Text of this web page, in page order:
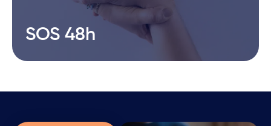
SOS 48h
SOS 48h